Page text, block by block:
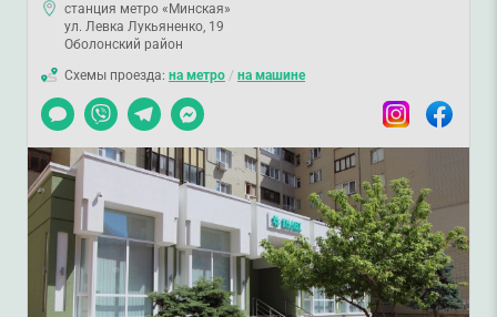
станция метро «Минская»
ул. Левка Лукьяненко, 19
Оболонский район
Схемы проезда: на метро / на машине
Чат
Viber TelegramMessenger InstagramFacebook